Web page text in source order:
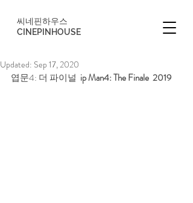
씨네핀하우스
CINEPINHOUSE
Updated: Sep 17, 2020
엽문4: 더 파이널 ip Man4: The Finale  2019